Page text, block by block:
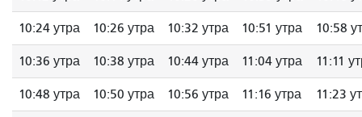
10:24 утра 10:26 утра 10:32 утра 10:51 утра 10:58
10:36 утра 10:38 утра 10:44 утра 11:04 утра 11:11
10:48 утра 10:50 утра 10:56 утра 11:16 утра 11:23